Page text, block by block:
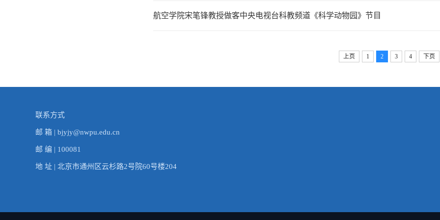
航空学院宋笔锋教授做客中央电视台科教频道《科学动物园》节目
上页 1 2 3 4 下页
联系方式
邮 箱 | bjyjy@nwpu.edu.cn
邮 编 | 100081
地 址 | 北京市通州区云杉路2号院60号楼204